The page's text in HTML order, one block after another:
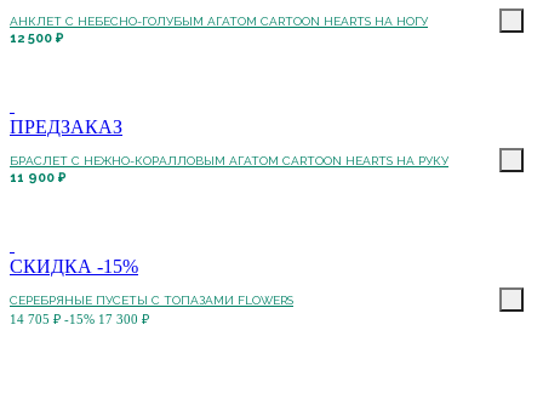
АНКЛЕТ С НЕБЕСНО-ГОЛУБЫМ АГАТОМ CARTOON HEARTS НА НОГУ
12 500 ₽
ПРЕДЗАКАЗ
БРАСЛЕТ С НЕЖНО-КОРАЛЛОВЫМ АГАТОМ CARTOON HEARTS НА РУКУ
11 900 ₽
СКИДКА -15%
СЕРЕБРЯНЫЕ ПУСЕТЫ С ТОПАЗАМИ FLOWERS
14 705 ₽ -15% 17 300 ₽